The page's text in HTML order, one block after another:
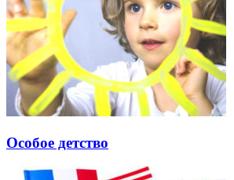
Особое детство